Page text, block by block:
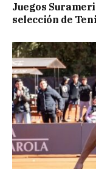
Juegos
selección de